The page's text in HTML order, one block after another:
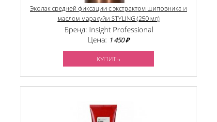
Эколак средней фиксации с экстрактом шиповника и
маслом маракуйи STYLING (250 мл)
Бренд: Insight Professional
Цена: 1 450 ₽
КУПИТЬ